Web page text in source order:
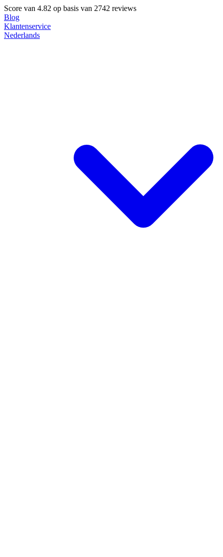
Score van 4.82 op basis van 2742 reviews
Blog
Klantenservice
Nederlands